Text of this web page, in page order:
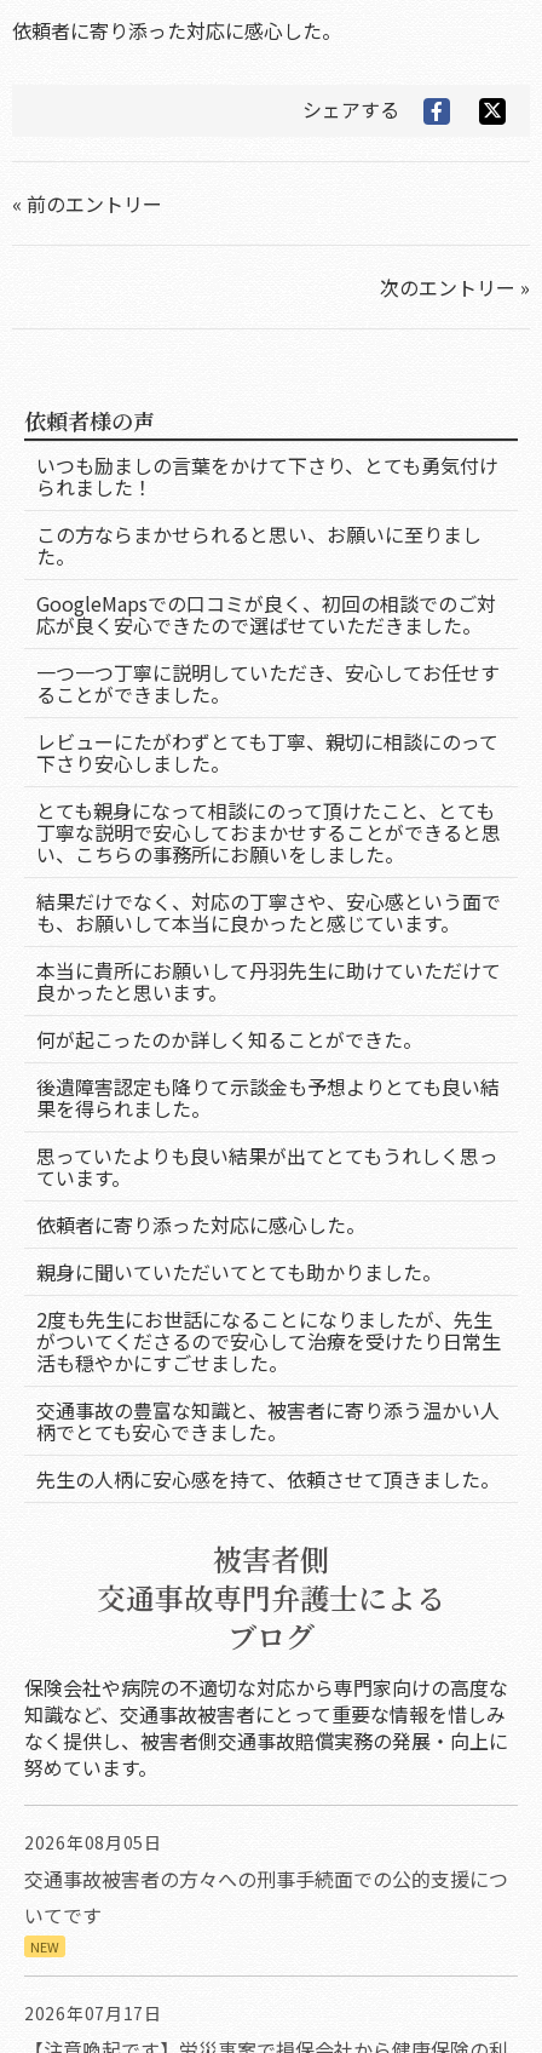
依頼者に寄り添った対応に感心した。
シェアする
« 前のエントリー
次のエントリー »
依頼者様の声
いつも励ましの言葉をかけて下さり、とても勇気付け
られました！
この方ならまかせられると思い、お願いに至りまし
た。
GoogleMapsでの口コミが良く、初回の相談でのご対
応が良く安心できたので選ばせていただきました。
一つ一つ丁寧に説明していただき、安心してお任せす
ることができました。
レビューにたがわずとても丁寧、親切に相談にのって
下さり安心しました。
とても親身になって相談にのって頂けたこと、とても
丁寧な説明で安心しておまかせすることができると思
い、こちらの事務所にお願いをしました。
結果だけでなく、対応の丁寧さや、安心感という面で
も、お願いして本当に良かったと感じています。
本当に貴所にお願いして丹羽先生に助けていただけて
良かったと思います。
何が起こったのか詳しく知ることができた。
後遺障害認定も降りて示談金も予想よりとても良い結
果を得られました。
思っていたよりも良い結果が出てとてもうれしく思っ
ています。
依頼者に寄り添った対応に感心した。
親身に聞いていただいてとても助かりました。
2度も先生にお世話になることになりましたが、先生
がついてくださるので安心して治療を受けたり日常生
活も穏やかにすごせました。
交通事故の豊富な知識と、被害者に寄り添う温かい人
柄でとても安心できました。
先生の人柄に安心感を持て、依頼させて頂きました。
被害者側
交通事故専門弁護士による
ブログ
保険会社や病院の不適切な対応から専門家向けの高度な
知識など、交通事故被害者にとって重要な情報を惜しみ
なく提供し、被害者側交通事故賠償実務の発展・向上に
努めています。
2026年08月05日
交通事故被害者の方々への刑事手続面での公的支援につ
いてです
NEW
2026年07月17日